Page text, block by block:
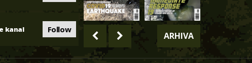
kanal Follow
ARHIVA